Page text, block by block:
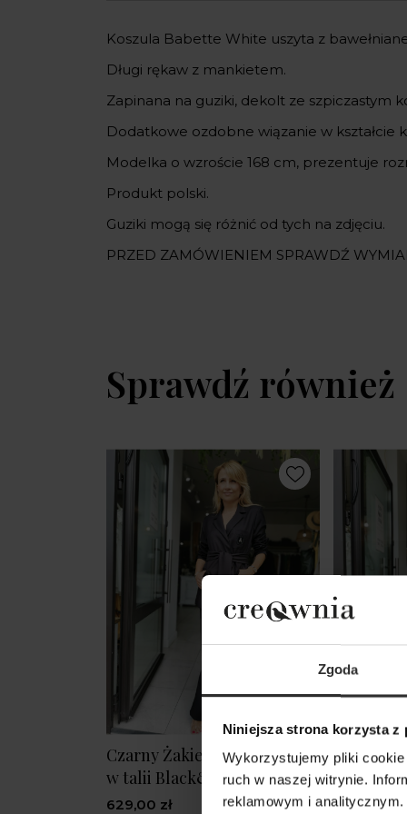
Zgoda
Niniejsza strona korzysta z
Wykorzystujemy pliki
ruch w naszej witrynie.
reklamowym i
Koszula Babette White uszyta z
Długi rękaw z mankietem.
Zapinana na guziki, dekolt ze szpiczastym
Dodatkowe ozdobne wiązanie w kształcie
Modelka o wzroście 168 cm, prezentuje
Produkt polski.
Guziki mogą się różnić od tych na zdjęciu.
PRZED ZAMÓWIENIEM SPRAWDŹ
Sprawdź również
Czarny Żakiet z wiązaniem
w talii Black&Crown
629,00 zł
Czarna